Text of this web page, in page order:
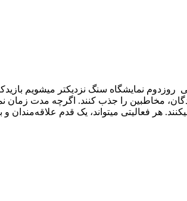
روزدوم نمایشگاه سنگ نزدیکتر میشویم
مخاطبین را جذب کنند. اگرچه مدت
هر فعالیتی میتواند، یک قدم علاقه‌مندان و